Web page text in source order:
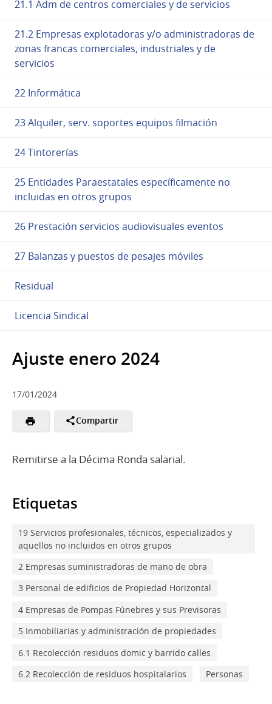
21.1 Adm de centros comerciales y de servicios
21.2 Empresas explotadoras y/o administradoras de
zonas francas comerciales, industriales y de
servicios
22 Informática
23 Alquiler, serv. soportes equipos filmación
24 Tintorerías
25 Entidades Paraestatales específicamente no
incluidas en otros grupos
26 Prestación servicios audiovisuales eventos
27 Balanzas y puestos de pesajes móviles
Residual
Licencia Sindical
Ajuste enero 2024
17/01/2024
Compartir
Remitirse a la Décima Ronda salarial.
Etiquetas
19 Servicios profesionales, técnicos, especializados y
aquellos no incluidos en otros grupos
2 Empresas suministradoras de mano de obra
3 Personal de edificios de Propiedad Horizontal
4 Empresas de Pompas Fúnebres y sus Previsoras
5 Inmobiliarias y administración de propiedades
6.1 Recolección residuos domic y barrido calles
6.2 Recolección de residuos hospitalarios
Personas